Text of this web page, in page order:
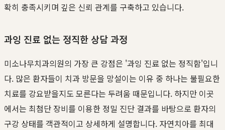
확히 충족시키며 깊은 신뢰 관계를 구축하고 있습니다.
과잉 진료 없는 정직한 상담 과정
미소나무치과의원의 가장 큰 강점은 '과잉 진료 없는 정직함'입니
다. 많은 환자들이 치과 방문을 망설이는 이유 중 하나는 불필요한
치료를 강요받을지도 모른다는 두려움 때문입니다. 하지만 이곳
에서는 최첨단 장비를 이용한 정밀 진단 결과를 바탕으로 환자의
구강 상태를 객관적이고 상세하게 설명합니다. 자연치아를 최대